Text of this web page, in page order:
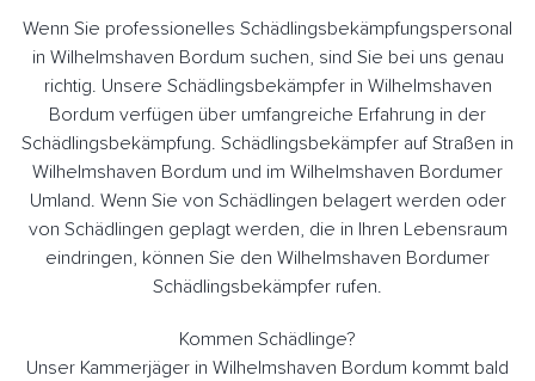
Wenn Sie professionelles Schädlingsbekämpfungspersonal
in Wilhelmshaven Bordum suchen, sind Sie bei uns genau
richtig. Unsere Schädlingsbekämpfer in Wilhelmshaven
Bordum verfügen über umfangreiche Erfahrung in der
Schädlingsbekämpfung. Schädlingsbekämpfer auf Straßen in
Wilhelmshaven Bordum und im Wilhelmshaven Bordumer
Umland. Wenn Sie von Schädlingen belagert werden oder
von Schädlingen geplagt werden, die in Ihren Lebensraum
eindringen, können Sie den Wilhelmshaven Bordumer
Schädlingsbekämpfer rufen.
Kommen Schädlinge?
Unser Kammerjäger in Wilhelmshaven Bordum kommt bald